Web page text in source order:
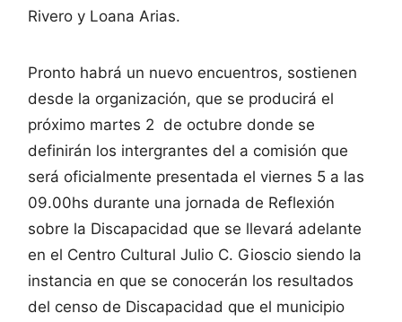
Rivero y Loana Arias.
Pronto habrá un nuevo encuentros, sostienen
desde la organización, que se producirá el
próximo martes 2 de octubre donde se
definirán los intergrantes del a comisión que
será oficialmente presentada el viernes 5 a las
09.00hs durante una jornada de Reflexión
sobre la Discapacidad que se llevará adelante
en el Centro Cultural Julio C. Gioscio siendo la
instancia en que se conocerán los resultados
del censo de Discapacidad que el municipio